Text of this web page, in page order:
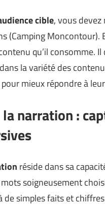
cible, vous
(Camping Moncontour).
qu’il consomme.
la variété des
mieux répondre à
la narration :
réside dans sa
soigneusement
simples faits et